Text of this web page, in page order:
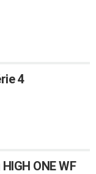
4
ONE WF